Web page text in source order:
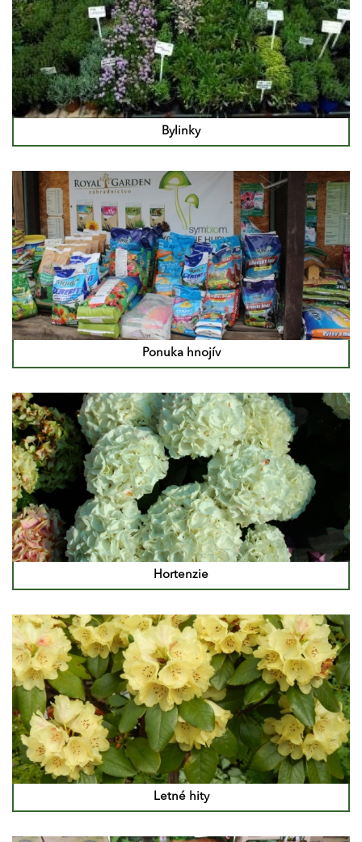
Bylinky
Ponuka hnojív
Hortenzie
Letné hity